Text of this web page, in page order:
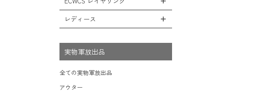
レザーアウター
ジャケットライナー
モッズコート
ショートパンツ
アンダー（下着）
ソックス/靴下
メッセンジャーバッグ
トートバッグ
ダッフルバッグ
傘/ポンチョ
ミリタリーウォッチ
サングラス・ゴーグル
ベルト
食器/ボトル/etc
ハット
ニット帽（ビーニー）
ベレー帽
ハンチング
キャスケット
その他
全てのインテリア
デスク、椅子、家具
ボックス/ガソリン缶/etc
生地・テントシェル
全てのECWCS
ミッドベースレイヤー Level.2
レディース
実物軍放出品
全ての実物軍放出品
アウター